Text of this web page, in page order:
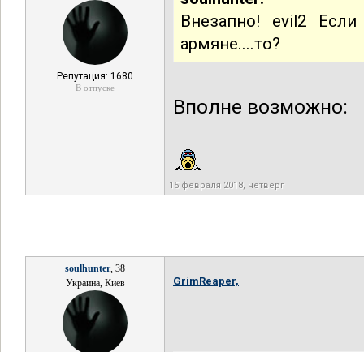
Репутация: 1680
В отпуске
Внезапно! evil2
армяне....то?
Вполне возможно:
15 февраля 2018, четверг
soulhunter, 38
Украина, Киев
GrimReaper,